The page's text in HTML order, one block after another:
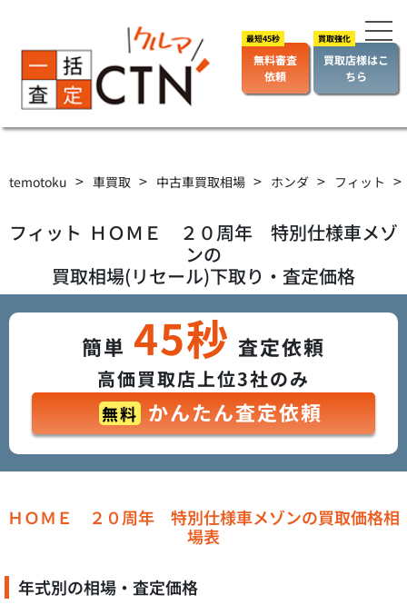
無料審査
依頼
買取店様はこ
ちら
temotoku > 車買取 > 中古車買取相場 > ホンダ > フィット >
フィット ＨＯＭＥ ２０周年 特別仕様車メゾ
ンの
買取相場(リセール)下取り・査定価格
簡単 45秒 査定依頼
高価買取店上位3社のみ
無料 かんたん査定依頼
ＨＯＭＥ ２０周年 特別仕様車メゾンの買取価格相
場表
年式別の相場・査定価格